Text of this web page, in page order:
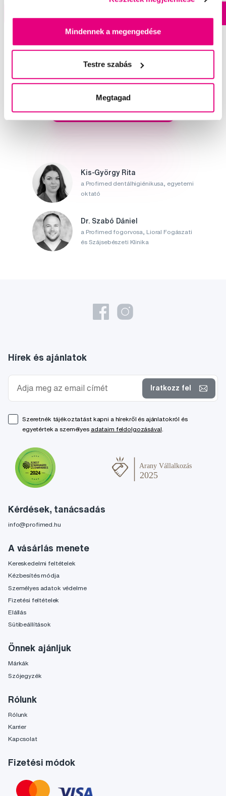
Mindennek a megengedése
Testre szabás
Megtagad
Segítünk
Kis-György Rita
a Profimed dentálhigiénikusa, egyetemi
oktató
Dr. Szabó Dániel
a Profimed fogorvosa, Lioral Fogászati
és Szájsebészeti Klinika
Kérdések, tanácsadás
info@profimed.hu
A vásárlás menete
Kereskedelmi feltételek
Kézbesítés módja
Személyes adatok védelme
Fizetési feltételek
Elállás
Sütibeállítások
Önnek ajánljuk
Márkák
Szójegyzék
Rólunk
Rólunk
Karrier
Kapcsolat
Fizetési módok
Hírek és ajánlatok
Iratkozz fel
Szeretnék tájékoztatást kapni a hírekről és ajánlatokról és
egyetértek a személyes adataim feldolgozásával